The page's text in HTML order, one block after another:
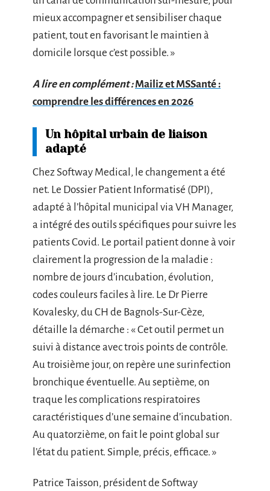
mieux accompagner et sensibiliser chaque
patient, tout en favorisant le maintien à
domicile lorsque c’est possible. »
A lire en complément : Mailiz et MSSanté :
comprendre les différences en 2026
Un hôpital urbain de liaison
adapté
Chez Softway Medical, le changement a été
net. Le Dossier Patient Informatisé (DPI),
adapté à l’hôpital municipal via VH Manager,
a intégré des outils spécifiques pour suivre les
patients Covid. Le portail patient donne à voir
clairement la progression de la maladie :
nombre de jours d’incubation, évolution,
codes couleurs faciles à lire. Le Dr Pierre
Kovalesky, du CH de Bagnols-Sur-Cèze,
détaille la démarche : « Cet outil permet un
suivi à distance avec trois points de contrôle.
Au troisième jour, on repère une surinfection
bronchique éventuelle. Au septième, on
traque les complications respiratoires
caractéristiques d’une semaine d’incubation.
Au quatorzième, on fait le point global sur
l’état du patient. Simple, précis, efficace. »
Patrice Taisson, président de Softway